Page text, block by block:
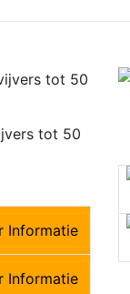
tot 50
Informatie
Informatie